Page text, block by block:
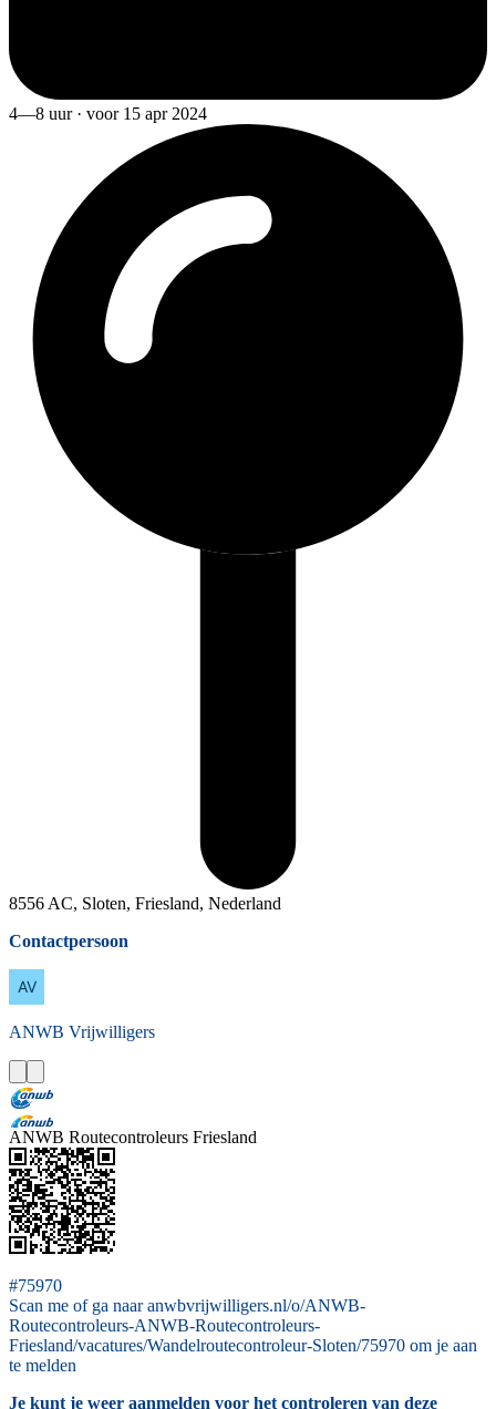
4—8 uur · voor 15 apr 2024
8556 AC, Sloten, Friesland, Nederland
Contactpersoon
ANWB Vrijwilligers
ANWB Routecontroleurs Friesland
#75970
Scan me of ga naar anwbvrijwilligers.nl/o/ANWB-
Routecontroleurs-ANWB-Routecontroleurs-
Friesland/vacatures/Wandelroutecontroleur-Sloten/75970 om je aan
te melden
Je kunt je weer aanmelden voor het controleren van deze